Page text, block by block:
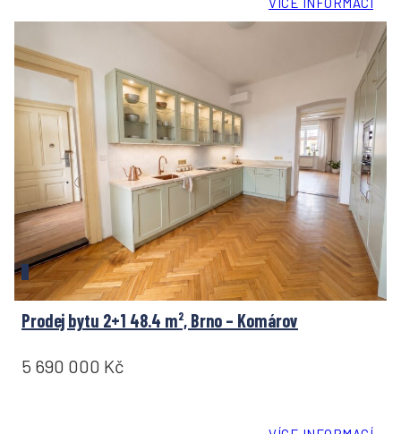
Prodej bytu 2+1 48.4 m², Brno – Komárov
5 690 000 Kč